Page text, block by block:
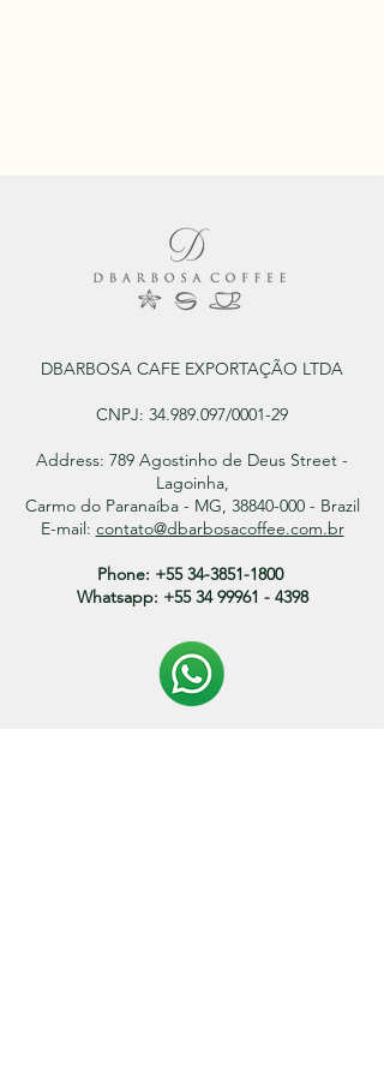
DBARBOSA CAFE EXPORTAÇÃO LTDA
CNPJ: 34.989.097/0001-29
Address: 789 Agostinho de Deus Street -
Lagoinha,
Carmo do Paranaíba - MG, 38840-000 - Brazil
E-mail: contato@dbarbosacoffee.com.br
Phone: +55 34-3851-1800
Whatsapp: +55 34 99961 - 4398